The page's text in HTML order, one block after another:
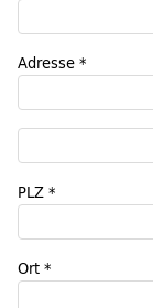
Adresse *
PLZ *
Ort *